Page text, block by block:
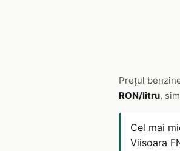
Prețul
RON/litru,
Cel mai
Viisoara